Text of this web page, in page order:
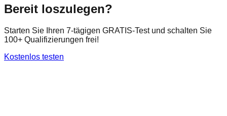
Bereit loszulegen?
Starten Sie Ihren 7-tägigen GRATIS-Test und schalten Sie
100+ Qualifizierungen frei!
Kostenlos testen